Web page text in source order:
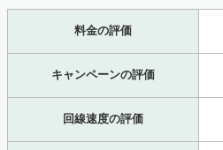
料金の評価
キャンペーンの評価
回線速度の評価